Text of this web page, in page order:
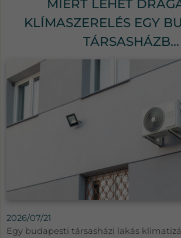
MIÉRT LEHET
KLÍMASZERELÉS EGY
TÁRSASHÁZB...
2026/07/21
Egy budapesti társasházi lakás